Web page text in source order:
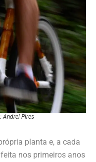
Andrei Pires
planta e, a cada
nos primeiros anos